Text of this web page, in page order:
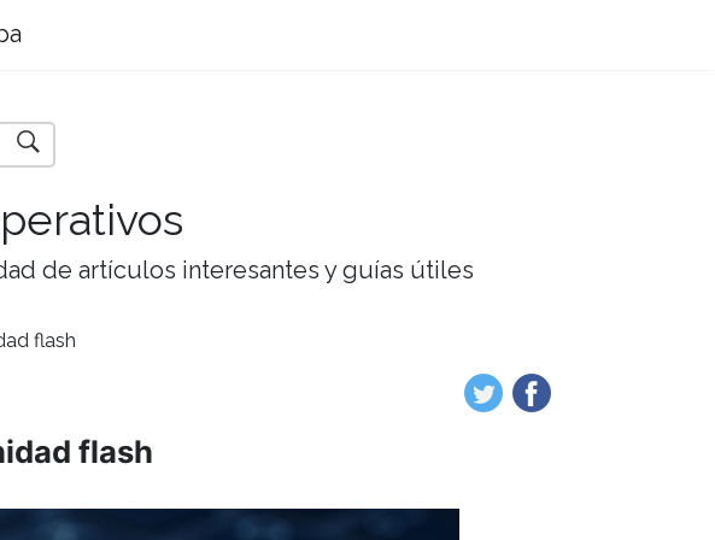
de artículos interesantes y guías útiles
flash
flash